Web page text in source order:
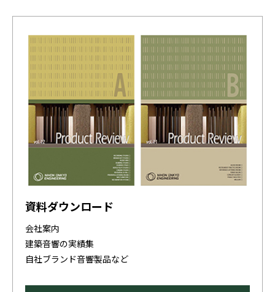
資料ダウンロード
会社案内
建築音響の実績集
自社ブランド音響製品など